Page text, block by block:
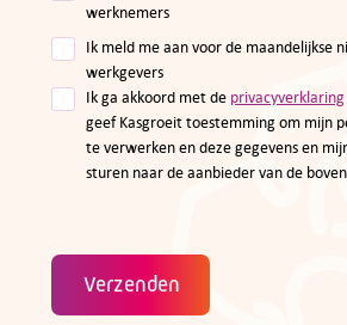
werknemers
Ik meld me aan voor de maandelijkse
werkgevers
Ik ga akkoord met de privacyverklaring
geef Kasgroeit toestemming om mijn
te verwerken en deze gegevens en
sturen naar de aanbieder van de
Verzenden